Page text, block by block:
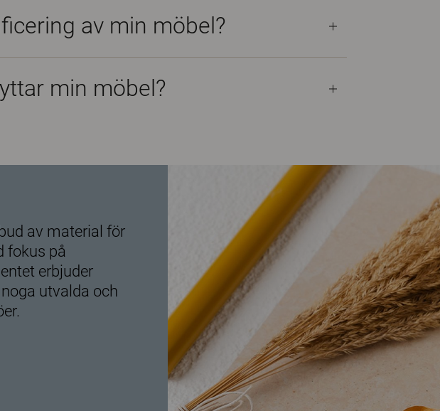
av min möbel?
min möbel?
av material för
fokus på
erbjuder
utvalda och